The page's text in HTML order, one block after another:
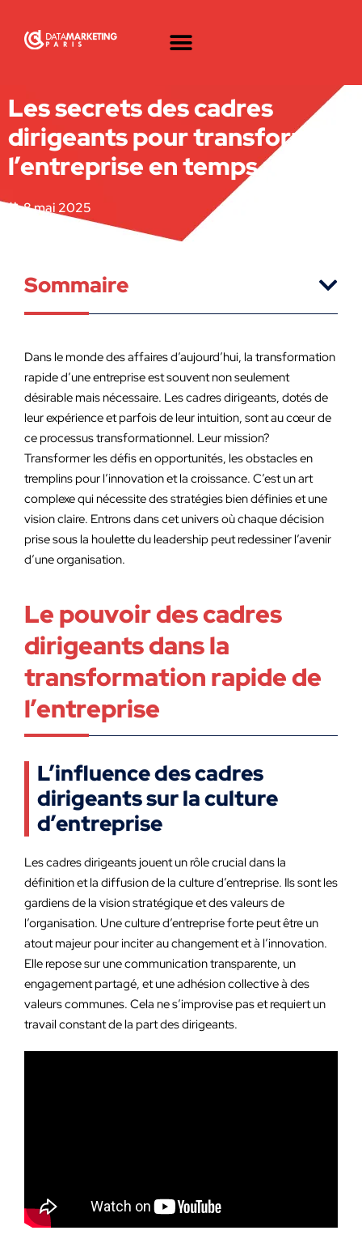
Les secrets des cadres
dirigeants pour transformer
l’entreprise en temps record
8 mai 2025
Sommaire
Dans le monde des affaires d’aujourd’hui, la transformation
rapide d’une entreprise est souvent non seulement
désirable mais nécessaire. Les cadres dirigeants, dotés de
leur expérience et parfois de leur intuition, sont au cœur de
ce processus transformationnel. Leur mission?
Transformer les défis en opportunités, les obstacles en
tremplins pour l’innovation et la croissance. C’est un art
complexe qui nécessite des stratégies bien définies et une
vision claire. Entrons dans cet univers où chaque décision
prise sous la houlette du leadership peut redessiner l’avenir
d’une organisation.
Le pouvoir des cadres
dirigeants dans la
transformation rapide de
l’entreprise
L’influence des cadres
dirigeants sur la culture
d’entreprise
Les cadres dirigeants jouent un rôle crucial dans la
définition et la diffusion de la culture d’entreprise. Ils sont les
gardiens de la vision stratégique et des valeurs de
l’organisation. Une culture d’entreprise forte peut être un
atout majeur pour inciter au changement et à l’innovation.
Elle repose sur une communication transparente, un
engagement partagé, et une adhésion collective à des
valeurs communes. Cela ne s’improvise pas et requiert un
travail constant de la part des dirigeants.